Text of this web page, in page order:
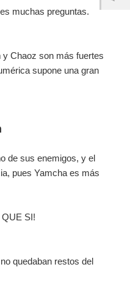
muchas preguntas.
y Chaoz son más fuertes
supone una gran
de sus enemigos, y el
pues Yamcha es más
SI!
quedaban restos del